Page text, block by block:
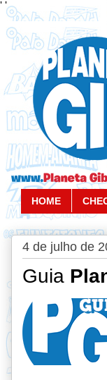
' '
HOME
4 de julho de
Guia